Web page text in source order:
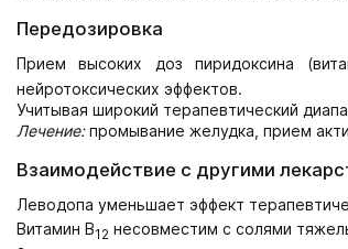
Передозировка
Прием высоких доз пиридоксина
нейротоксических эффектов.
Учитывая широкий терапевтический
Лечение:промывание желудка, прием
Взаимодействие с другими
Леводопа уменьшает эффект
Витамин В12 несовместим с солями